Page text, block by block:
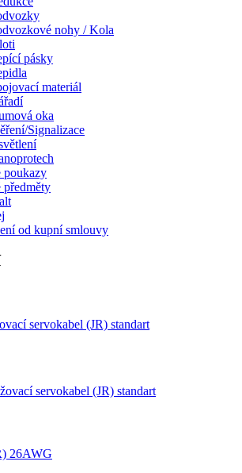
nohy / Kola
pásky
materiál
oka
Signalizace
poukazy
od kupní smlouvy
servokabel (JR) standart
servokabel (JR) standart
26AWG